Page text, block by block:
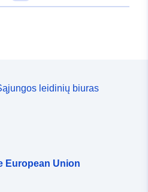
leidinių biuras
European Union